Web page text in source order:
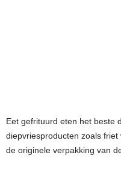
Eet gefrituurd eten het beste
diepvriesproducten zoals
de originele verpakking van